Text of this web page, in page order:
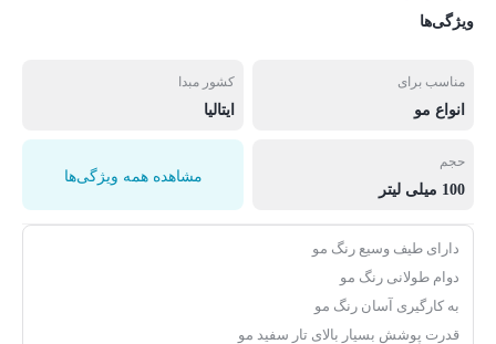
ویژگی‌ها
مناسب برای
انواع مو
کشور مبدا
ایتالیا
حجم
100 میلی لیتر
مشاهده همه ویژگی‌ها
دارای طیف وسیع رنگ مو
دوام طولانی رنگ مو
به کارگیری آسان رنگ مو
قدرت پوشش بسیار بالای تار سفید مو